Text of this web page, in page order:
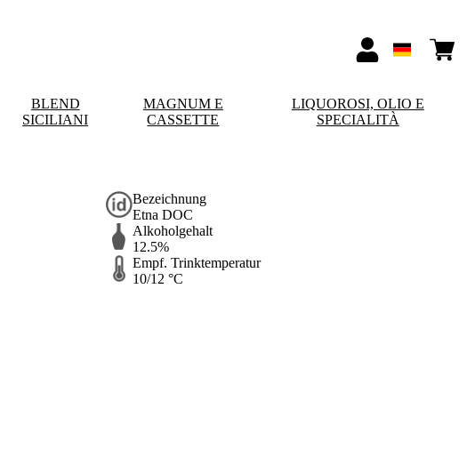
BLEND
SICILIANI
MAGNUM E
CASSETTE
LIQUOROSI, OLIO E
SPECIALITÀ
Bezeichnung
Etna DOC
Alkoholgehalt
12.5%
Empf. Trinktemperatur
10/12 °C